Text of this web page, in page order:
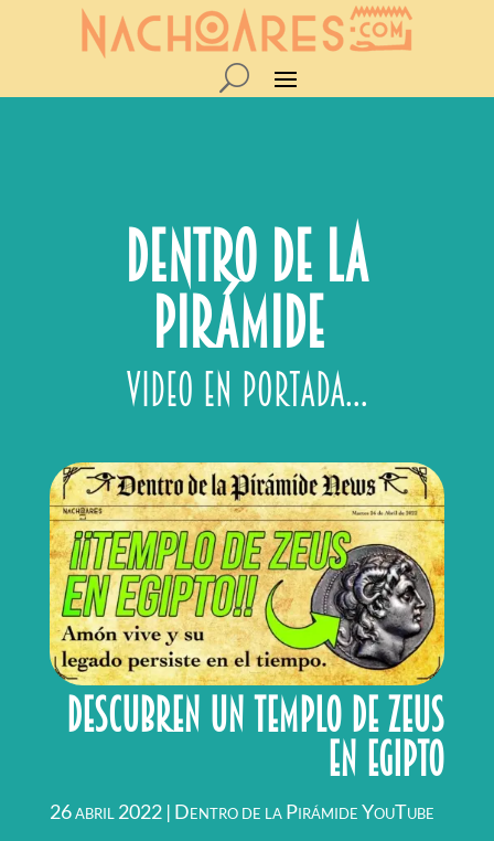
DENTRO DE LA
PIRÁMIDE
video en Portada…
Descubren un templo de ZEUS
en Egipto
26 abril 2022| Dentro de la Pirámide YouTube